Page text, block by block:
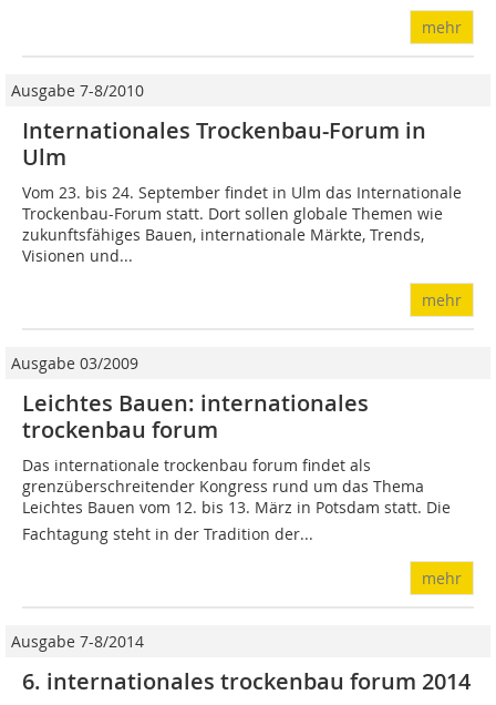
mehr
Ausgabe 7-8/2010
Internationales Trockenbau-Forum in
Ulm
Vom 23. bis 24. September findet in Ulm das Internationale
Trockenbau-Forum statt. Dort sollen globale Themen wie
zukunftsfähiges Bauen, internatio­nale Märkte, Trends,
Visionen und...
mehr
Ausgabe 03/2009
Leichtes Bauen: internationales
trockenbau forum
Das internationale trockenbau forum findet als
grenzüberschreitender Kongress rund um das Thema
Leichtes Bauen vom 12. bis 13. März in Potsdam statt. Die
Fachtagung steht in der Tradition der...
mehr
Ausgabe 7-8/2014
6. internationales trockenbau forum 2014